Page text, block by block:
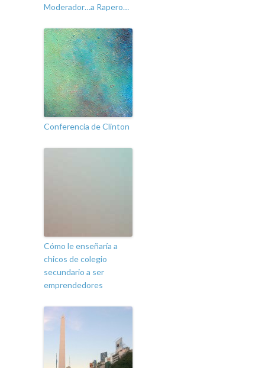
Moderador…a Rapero…
Conferencia de Clinton
Cómo le enseñaría a
chicos de colegio
secundario a ser
emprendedores